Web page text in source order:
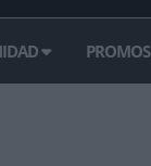
PROMOS